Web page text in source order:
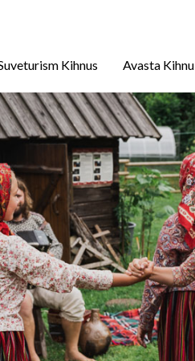
Kihnus Avasta Kihnu